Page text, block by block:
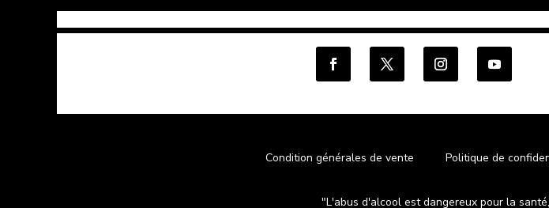
Condition générales de vente Politique de
"L'abus d'alcool est dangereux pour la